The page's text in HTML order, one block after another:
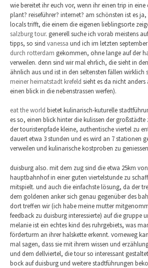
wie bereitet ihr euch vor, wenn ihr einen trip in
plant? reiseführer? internet? am schönsten ist es
locals trifft, die einem die eigenen lieblingsorte
salzburg tour. generell suche ich vorab meistens
tipps, so sind vanessa und ich im letzten
durch rotterdam gekommen, ohne lange auf der
verweilen. denn sind wir mal ehrlich, die sieht in
ähnlich aus und ist in den seltensten fällen wirklich
meiner heimatstadt krefeld sieht es da nicht
einen blick in die nebenstrassen werfen).
eat the world bietet kulinarisch-kuturelle
es so, einen blick hinter die kulissen der großstädte
der touristenpfade kleine, authentische viertel zu
dauert etwa 3 stunden und es wird an 7 stationen
verweilen und kulinarische kostproben zu
duisburg also. mit dem zug sind die etwa 25km
hauptbahnhof in einer guten viertelstunde zu
mitspielt. und auch die einfachste lösung, da der
dem goldenen anker sich genau gegenüber des
dort treffen wir (ich habe meine mutter
feedback zu duisburg interessierte) auf die gruppe
melanie ist ein echtes kind des ruhrgebiets, was
förderturm an ihrer halskette erkennt. vorneweg
mal sagen, dass sie mit ihrem wissen und
und dem dellviertel, die tour so interessant
bock auf duisburg und weitere stadtführungen